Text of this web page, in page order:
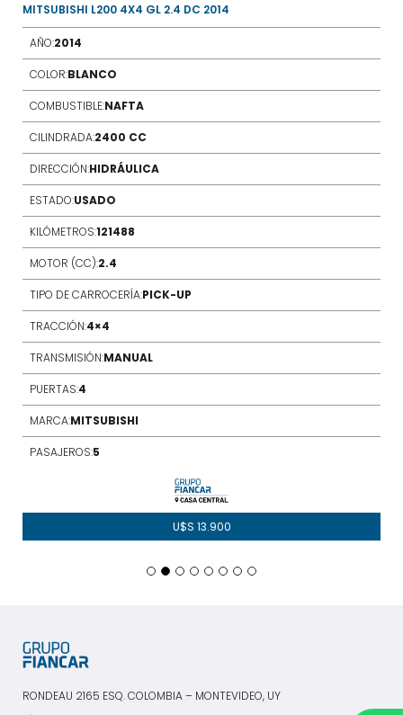
MITSUBISHI L200 4X4 GL 2.4 DC 2014
AÑO:2014
COLOR:BLANCO
COMBUSTIBLE:NAFTA
CILINDRADA:2400 CC
DIRECCIÓN:HIDRÁULICA
ESTADO:USADO
KILÓMETROS:121488
MOTOR (CC):2.4
TIPO DE CARROCERÍA:PICK-UP
TRACCIÓN:4×4
TRANSMISIÓN:MANUAL
PUERTAS:4
MARCA:MITSUBISHI
PASAJEROS:5
U$S 13.900
RONDEAU 2165 ESQ. COLOMBIA – MONTEVIDEO, UY